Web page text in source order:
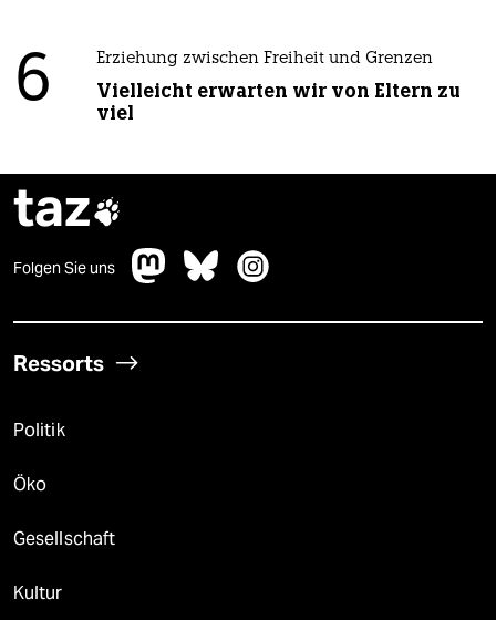
6 Erziehung zwischen Freiheit und Grenzen
Vielleicht erwarten wir von Eltern zu
viel
taz
Folgen Sie uns
Ressorts
Politik
Öko
Gesellschaft
Kultur